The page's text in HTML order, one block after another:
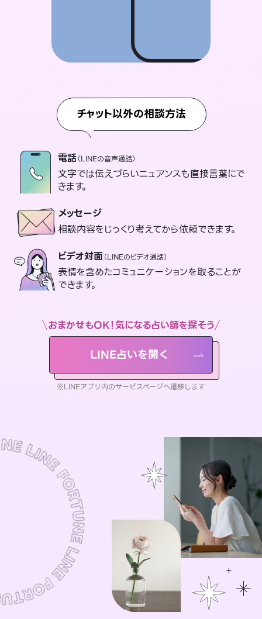
チャット以外の相談方法
電話（LINEの音声通話）
文字では伝えづらいニュアンスも直接言葉にで
きます。
メッセージ
相談内容をじっくり考えてから依頼できます。
ビデオ対面（LINEのビデオ通話）
表情を含めたコミュニケーションを取ることが
できます。
おまかせもOK！気になる占い師を探そう
LINE占いを開く
※LINEアプリ内のサービスページへ遷移します